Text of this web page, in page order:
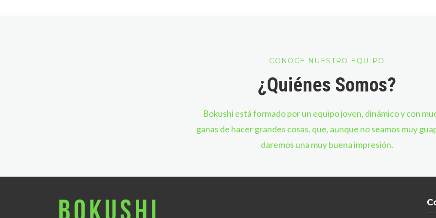
CONOCE NUESTRO EQUIPO
¿Quiénes Somos?
Bokushi está formado por un equipo joven, dinámico y con
ganas de hacer grandes cosas, que, aunque no seamos muy
daremos una muy buena impresión.